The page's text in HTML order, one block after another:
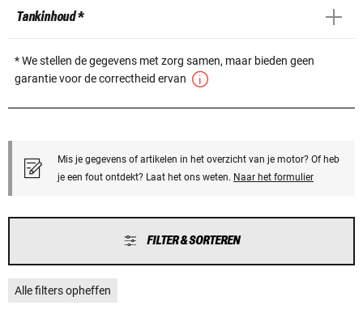
Tankinhoud *
* We stellen de gegevens met zorg samen, maar bieden geen
garantie voor de correctheid ervan
Mis je gegevens of artikelen in het overzicht van je motor? Of heb
je een fout ontdekt? Laat het ons weten. Naar het formulier
FILTER & SORTEREN
Alle filters opheffen